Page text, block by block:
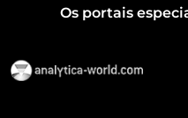
Os portais